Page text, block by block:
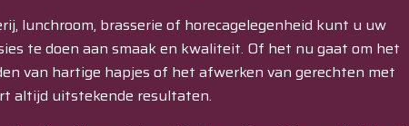
lunchroom, brasserie of horecagelegenheid kunt u uw
te doen aan smaak en kwaliteit. Of het nu gaat om het
van hartige hapjes of het afwerken van gerechten met
altijd uitstekende resultaten.